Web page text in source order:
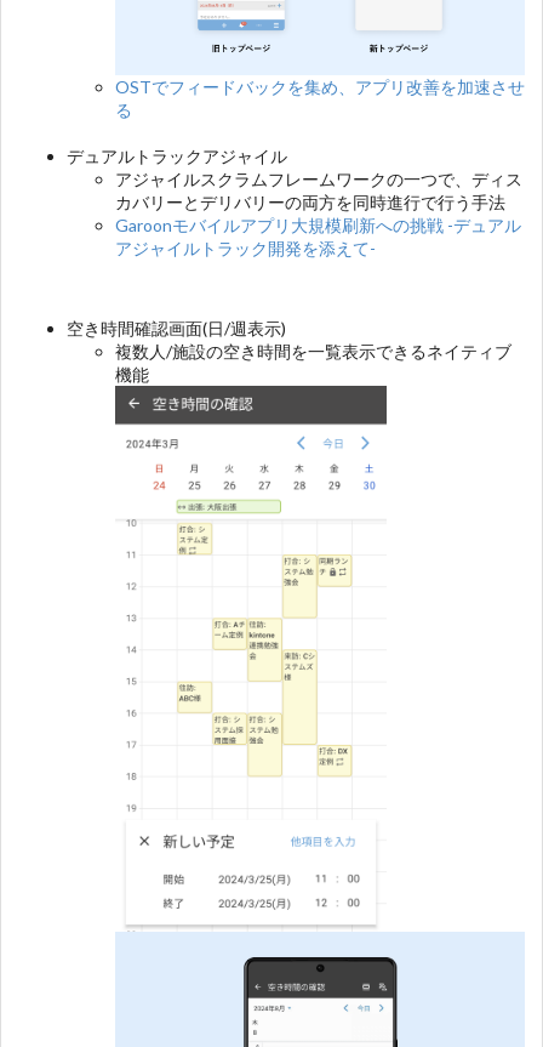
OSTでフィードバックを集め、アプリ改善を加速させ
る
デュアルトラックアジャイル
アジャイルスクラムフレームワークの一つで、ディス
カバリーとデリバリーの両方を同時進行で行う手法
Garoonモバイルアプリ大規模刷新への挑戦 -デュアル
アジャイルトラック開発を添えて-
空き時間確認画面(日/週表示)
複数人/施設の空き時間を一覧表示できるネイティブ
機能